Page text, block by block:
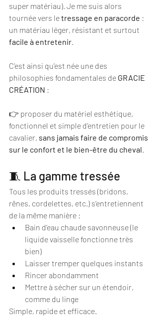
super matériau). Je me suis alors
tournée vers le tressage en paracorde :
un matériau léger, résistant et surtout
facile à entretenir.
C’est ainsi qu’est née une des
philosophies fondamentales de GRACIE
CRÉATION :
👉 proposer du matériel esthétique,
fonctionnel et simple d’entretien pour le
cavalier, sans jamais faire de compromis
sur le confort et le bien-être du cheval.
🧵 La gamme tressée
Tous les produits tressés (bridons,
rênes, cordelettes, etc.) s’entretiennent
de la même manière :
Bain d’eau chaude savonneuse (le
liquide vaisselle fonctionne très
bien)
Laisser tremper quelques instants
Rincer abondamment
Mettre à sécher sur un étendoir,
comme du linge
Simple, rapide et efficace.